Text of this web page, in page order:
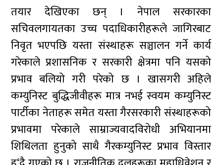
तयार देखिएका छन् । नेपाल सरकारका
सचिवलगायतका उच्च पदाधिकारीहरूले जागिरबाट
निवृत भएपछि यस्ता संस्थाहरू सञ्चालन गर्ने कार्य
गरेकाले प्रशासनिक र सरकारी क्षेत्रमा पनि यसको
प्रभाव बलियो गरी परेको छ । खासगरी अहिले
कम्युनिस्ट बुद्धिजीवीहरू मात्र नभई स्वयम कम्युनिस्ट
पार्टीका नेताहरू समेत यस्ता गैरसरकारी संस्थाहरूको
प्रभावमा परेकाले साम्राज्यवादविरोधी अभियानमा
शिथिलता हुनुको साथै गैरकम्युनिस्ट प्रभाव विस्तार